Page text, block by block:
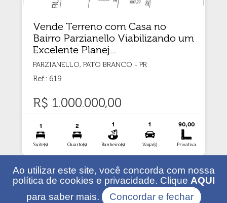
Ao utilizar este site, você concorda com nossa
política de cookies e privacidade. Clique AQUI
para saber mais.
Concordar e fechar
Vende Terreno com Casa no
Bairro Parzianello Viabilizando um
Excelente Planej...
PARZIANELLO, PATO BRANCO - PR
Ref.: 619
R$ 1.000.000,00
1
Suite(s)
2
Quarto(s)
1
Banheiro(s)
1
Vaga(s)
90,00
Privativa
Venda